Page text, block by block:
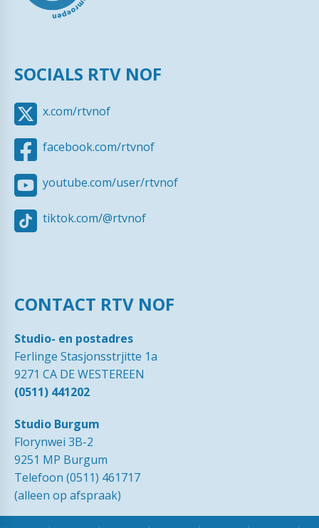
SOCIALS RTV NOF
x.com/rtvnof
facebook.com/rtvnof
youtube.com/user/rtvnof
tiktok.com/@rtvnof
CONTACT RTV NOF
Studio- en postadres
Ferlinge Stasjonsstrjitte 1a
9271 CA DE WESTEREEN
(0511) 441202
Studio Burgum
Florynwei 3B-2
9251 MP Burgum
Telefoon (0511) 461717
(alleen op afspraak)